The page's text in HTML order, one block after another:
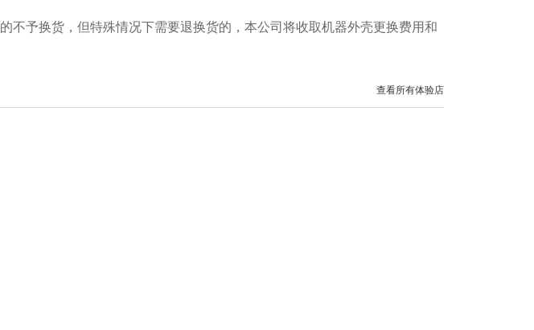
的不予换货，但特殊情况下需要退换货的，本公司将收取机器外壳更换费用和
查看所有体验店